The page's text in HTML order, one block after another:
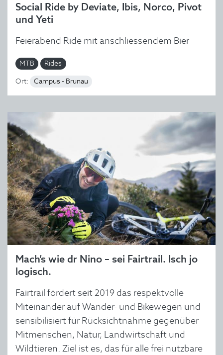
Social Ride by Deviate, Ibis, Norco, Pivot
und Yeti
Feierabend Ride mit anschliessendem Bier
MTB Rides
Ort: Campus - Brunau
Mach’s wie dr Nino – sei Fairtrail. Isch jo
logisch.
Fairtrail fördert seit 2019 das respektvolle
Miteinander auf Wander- und Bikewegen und
sensibilisiert für Rücksichtnahme gegenüber
Mitmenschen, Natur, Landwirtschaft und
Wildtieren. Ziel ist es, das für alle frei nutzbare